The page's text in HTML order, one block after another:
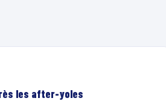
les after-yoles